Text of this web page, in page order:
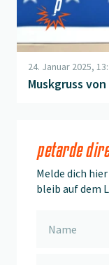
24. Januar 2025,
Muskgruss
petarde
Melde dich
bleib auf dem